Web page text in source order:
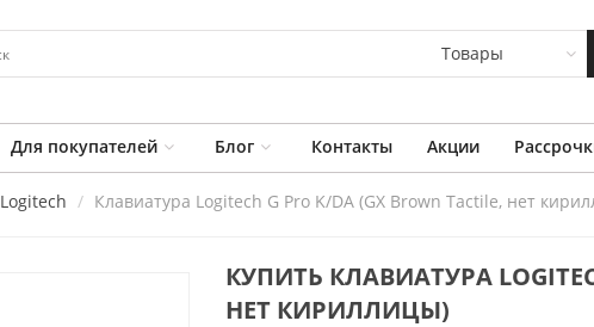
Товары
Для покупателей Блог Контакты Акции
Logitech Клавиатура Logitech G Pro K/DA (GX Brown Tactile, нет
КУПИТЬ КЛАВИАТУРА
НЕТ КИРИЛЛИЦЫ)